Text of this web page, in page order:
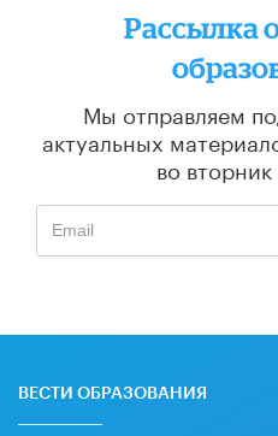
Рассылка
Мы отправляем
актуальных
во
ВЕСТИ ОБРАЗОВАНИЯ